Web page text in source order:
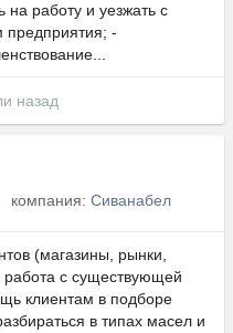
работу и уезжать с
предприятия; -
назад
компания: Сиванабел
(магазины, рынки,
с существующей
клиентам в подборе
в типах масел и